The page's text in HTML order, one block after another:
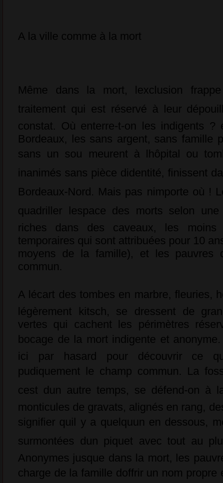
A la ville comme à la mort
Même dans la mort, lexclusion
traitement qui est réservé à leur
constat. Où enterre-t-on les indigents
Bordeaux, les sans argent, sans famille
sans un sou meurent à lhôpital ou
inanimés sans pièce didentité, finissent
Bordeaux-Nord. Mais pas nimporte où !
quadriller lespace des morts selon
riches dans des caveaux, les
temporaires qui sont attribuées pour 10
moyens de la famille), et les pauvres
commun.
A lécart des tombes en marbre, fleuries,
légèrement kitsch, se dressent de
vertes qui cachent les périmètres
bocage de la mort indigente et anonyme.
ici par hasard pour découvrir ce
pudiquement le champ commun. La
cest dun autre temps, se défend-on
monticules de gravats, alignés en rang,
signifier quil y a quelquun en dessous,
surmontées dun piquet avec tout au
Anonymes jusque dans la mort, les
charge de la famille doffrir un nom